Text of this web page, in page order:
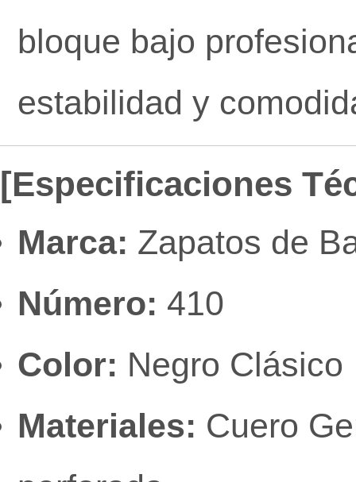
bloque bajo
estabilidad y
[Especificaciones
Marca: Zapatos de
Número: 410
Color: Negro Clásico
Materiales: Cuero